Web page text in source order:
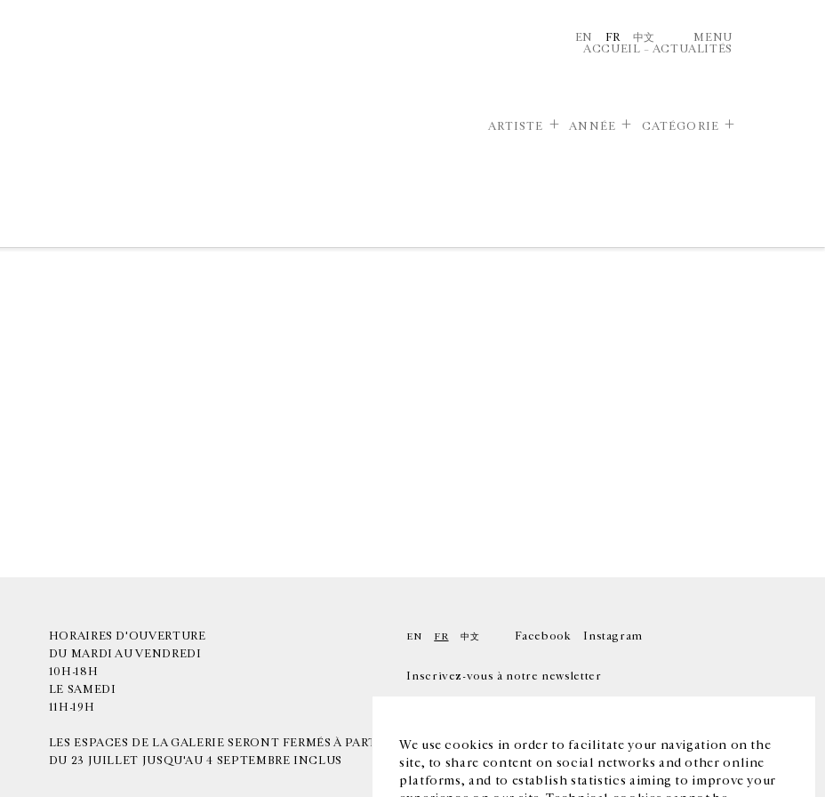
We use cookies in order to facilitate your navigation on the
site, to share content on social networks and other online
platforms, and to establish statistics aiming to improve your
EN FR 中文
MENU
ACCUEIL – ACTUALITÉS
ARTISTE ANNÉE CATÉGORIE
HORAIRES D'OUVERTURE
DU MARDI AU VENDREDI
10H-18H
LE SAMEDI
11H-19H
LES ESPACES DE LA GALERIE SERONT FERMÉS À PARTIR
DU 23 JUILLET JUSQU'AU 4 SEPTEMBRE INCLUS
EN FR 中文 Facebook Instagram
Inscrivez-vous à notre newsletter